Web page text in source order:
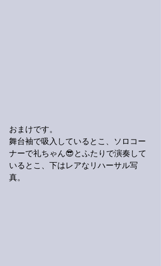
おまけです。
舞台袖で吸入しているとこ、ソロコー
ナーで礼ちゃん😎とふたりで演奏して
いるとこ、下はレアなリハーサル写
真。